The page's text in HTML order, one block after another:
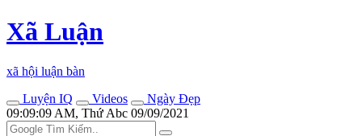
Xã Luận
xã hội luận bàn
Luyện IQ
Videos
Ngày Đẹp
09:09:09 AM, Thứ Abc 09/09/2021